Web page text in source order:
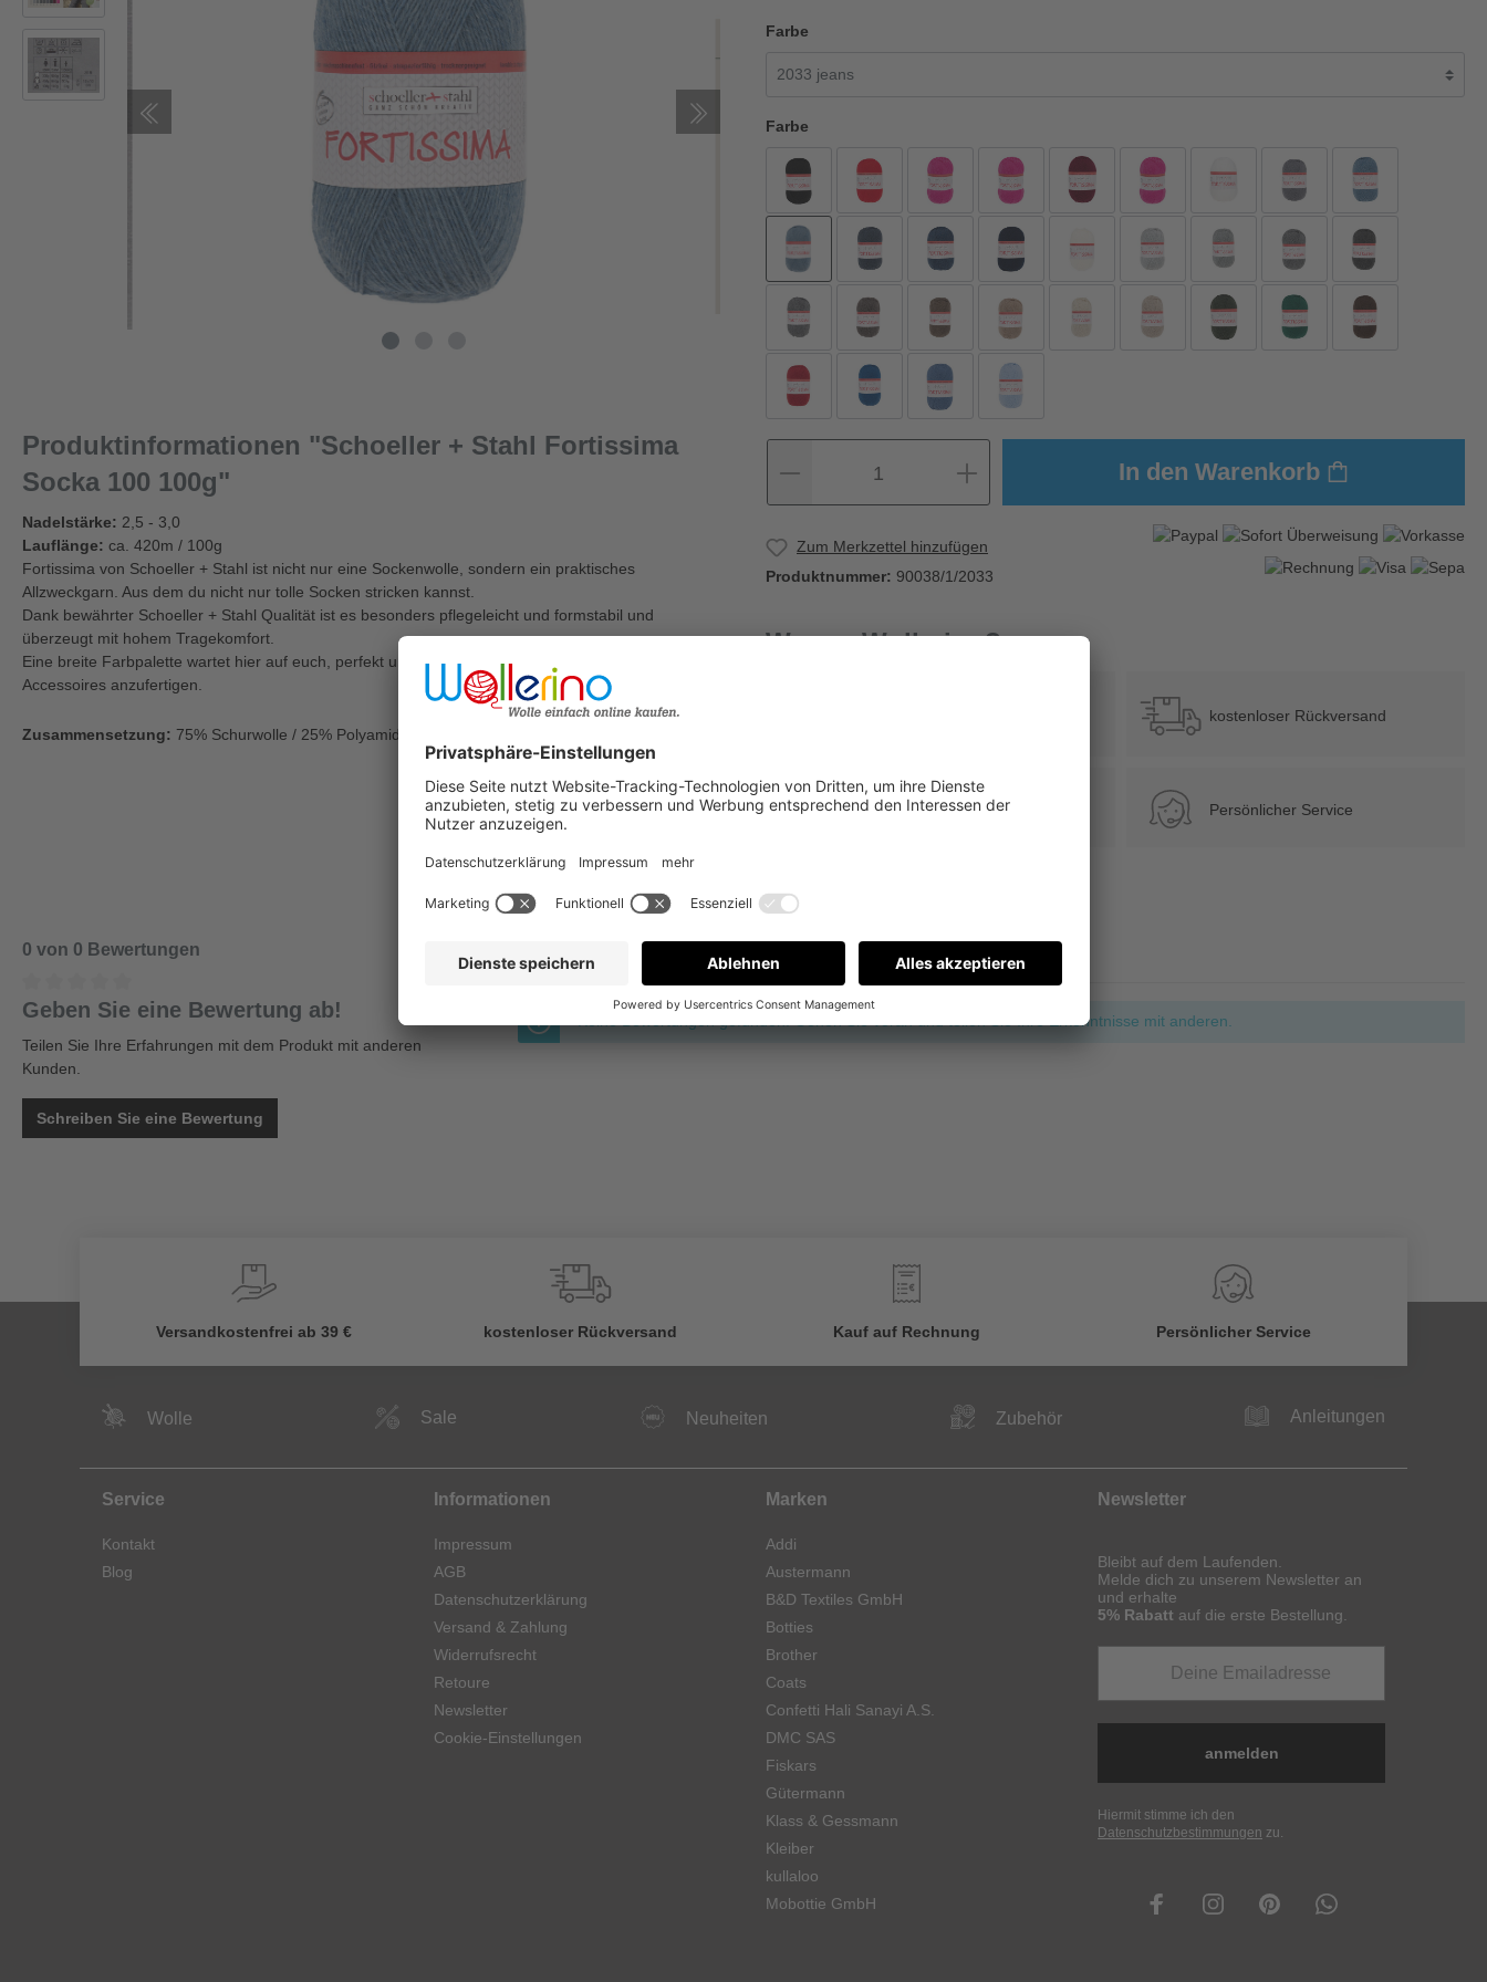
Produktinformationen "Schoeller + Stahl Fortissima
Socka 100 100g"
Nadelstärke: 2,5 - 3,0
Lauflänge: ca. 420m / 100g
Fortissima von Schoeller + Stahl ist nicht nur eine Sockenwolle, sondern ein praktisches
Allzweckgarn. Aus dem du nicht nur tolle Socken stricken kannst.
Dank bewährter Schoeller + Stahl Qualität ist es besonders pflegeleicht und formstabil und
überzeugt mit hohem Tragekomfort.
Eine breite Farbpalette wartet hier auf euch, perfekt um auch mal einen Pullover oder andere
Accessoires anzufertigen.
Zusammensetzung: 75% Schurwolle / 25% Polyamid
Farbe
Farbe
1 In den Warenkorb
Zum Merkzettel hinzufügen
Produktnummer: 90038/1/2033
Warum Wollerino?
kostenloser Rückversand
€ Kauf auf Rechnung Persönlicher Service
0 von 0 Bewertungen
Geben Sie eine Bewertung ab!
Teilen Sie Ihre Erfahrungen mit dem Produkt mit anderen
Kunden.
Schreiben Sie eine Bewertung
Keine Bewertungen gefunden. Gehen Sie voran und teilen Sie Ihre Erkenntnisse mit anderen.
Versandkostenfrei ab 39 € kostenloser Rückversand
€
Kauf auf Rechnung Persönlicher Service
Wolle Sale Neuheiten Zubehör Anleitungen
Service
Kontakt
Blog
Informationen
Impressum
AGB
Datenschutzerklärung
Versand & Zahlung
Widerrufsrecht
Retoure
Newsletter
Cookie-Einstellungen
Marken
Addi
Austermann
B&D Textiles GmbH
Botties
Brother
Coats
Confetti Hali Sanayi A.S.
DMC SAS
Fiskars
Gütermann
Klass & Gessmann
Kleiber
kullaloo
Mobottie GmbH
Newsletter
Bleibt auf dem Laufenden.
Melde dich zu unserem Newsletter an
und erhalte
5% Rabatt auf die erste Bestellung.
anmelden
Hiermit stimme ich den
Datenschutzbestimmungen zu.